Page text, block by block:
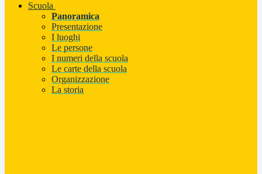
Scuola
Panoramica
Presentazione
I luoghi
Le persone
I numeri della scuola
Le carte della scuola
Organizzazione
La storia